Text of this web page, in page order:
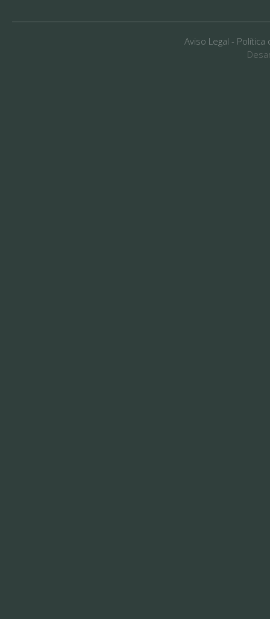
Aviso Legal - Política